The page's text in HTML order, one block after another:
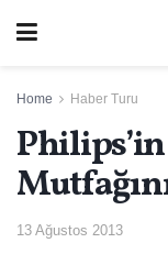
Home Haber Turu
13 Ağustos 2013